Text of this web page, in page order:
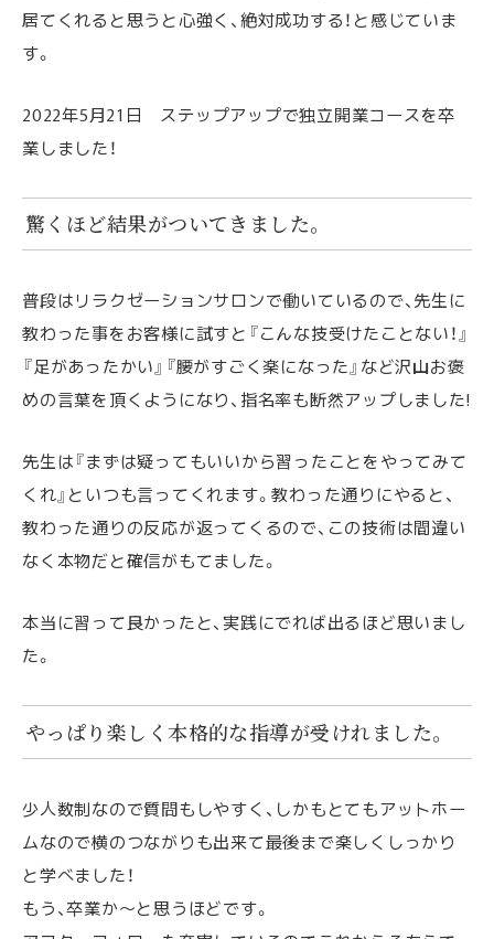
居てくれると思うと心強く、絶対成功する！と感じていま
す。
2022年5月21日 ステップアップで独立開業コースを卒
業しました！
驚くほど結果がついてきました。
普段はリラクゼーションサロンで働いているので、先生に
教わった事をお客様に試すと『こんな技受けたことない！』
『足があったかい』『腰がすごく楽になった』など沢山お褒
めの言葉を頂くようになり、指名率も断然アップしました!
先生は『まずは疑ってもいいから習ったことをやってみて
くれ』といつも言ってくれます。教わった通りにやると、
教わった通りの反応が返ってくるので、この技術は間違い
なく本物だと確信がもてました。
本当に習って良かったと、実践にでれば出るほど思いまし
た。
やっぱり楽しく本格的な指導が受けれました。
少人数制なので質問もしやすく、しかもとてもアットホー
ムなので横のつながりも出来て最後まで楽しくしっかり
と学べました！
もう、卒業か～と思うほどです。